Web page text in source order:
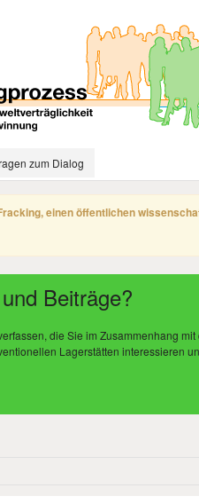
zum Dialog
einen öffentlichen
Beiträge?
die Sie im Zusammenhang
Lagerstätten interessieren